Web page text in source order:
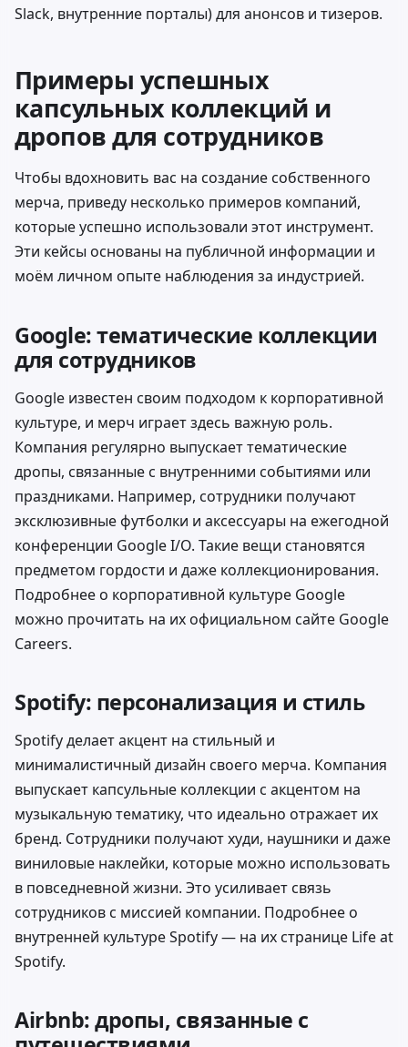
Slack, внутренние порталы) для анонсов и тизеров.
Примеры успешных
капсульных коллекций и
дропов для сотрудников
Чтобы вдохновить вас на создание собственного
мерча, приведу несколько примеров компаний,
которые успешно использовали этот инструмент.
Эти кейсы основаны на публичной информации и
моём личном опыте наблюдения за индустрией.
Google: тематические коллекции
для сотрудников
Google известен своим подходом к корпоративной
культуре, и мерч играет здесь важную роль.
Компания регулярно выпускает тематические
дропы, связанные с внутренними событиями или
праздниками. Например, сотрудники получают
эксклюзивные футболки и аксессуары на ежегодной
конференции Google I/O. Такие вещи становятся
предметом гордости и даже коллекционирования.
Подробнее о корпоративной культуре Google
можно прочитать на их официальном сайте Google
Careers.
Spotify: персонализация и стиль
Spotify делает акцент на стильный и
минималистичный дизайн своего мерча. Компания
выпускает капсульные коллекции с акцентом на
музыкальную тематику, что идеально отражает их
бренд. Сотрудники получают худи, наушники и даже
виниловые наклейки, которые можно использовать
в повседневной жизни. Это усиливает связь
сотрудников с миссией компании. Подробнее о
внутренней культуре Spotify — на их странице Life at
Spotify.
Airbnb: дропы, связанные с